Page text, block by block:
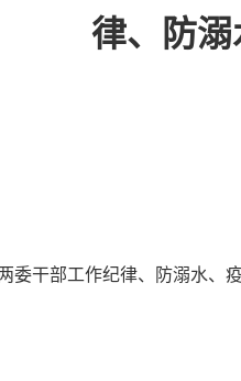
律、防
委干部工作纪律、防溺水、